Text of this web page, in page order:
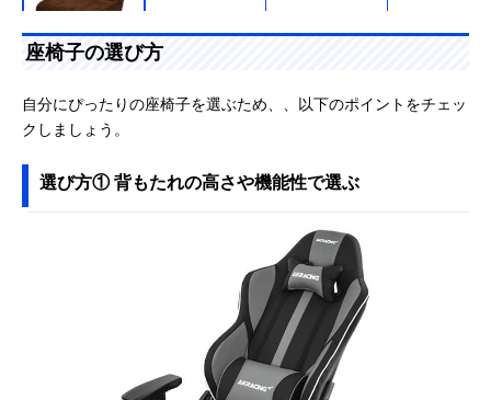
Amazonで見る
MEIKOH HOME
TEC 腰の神様がく
ZMLX1-アロー
人気シリーズの第
3弾！約150cmの
幅63×奥行96～
154×高さ14～
転座椅子 Mawaru
弾力があって疲れ
にくい快適な座り
心地
東谷(Azumaya-kk)
もこもこワイドリ
クライナー FKC-
005
ソファ代わりにも
なる2人掛け座椅
子
座椅子の選び方
自分にぴったりの座椅子を選ぶため、、以下のポイントをチェッ
クしましょう。
選び方① 背もたれの高さや機能性で選ぶ